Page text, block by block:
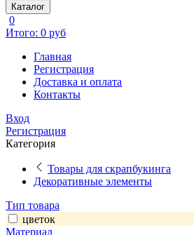
Каталог
0
Итого: 0 руб
Главная
Регистрация
Доставка и оплата
Контакты
Вход
Регистрация
Категория
Товары для скрапбукинга
Декоративные элементы
Тип товара
цветок
Материал